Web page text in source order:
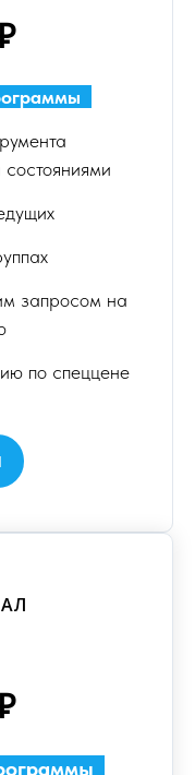
запросом на
по спеццене